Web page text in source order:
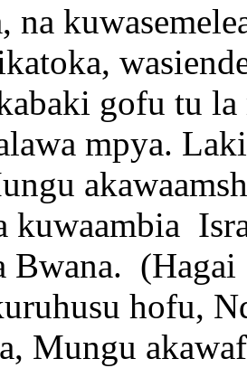
na
gofu tu
mpya.
kuwaambia
Bwana.
hofu,
Mungu